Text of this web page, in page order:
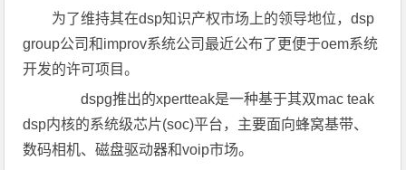
为了维持其在dsp知识产权市场上的领导地位，dsp
group公司和improv系统公司最近公布了更便于oem系统
开发的许可项目。
dspg推出的xpertteak是一种基于其双mac teak
dsp内核的系统级芯片(soc)平台，主要面向蜂窝基带、
数码相机、磁盘驱动器和voip市场。